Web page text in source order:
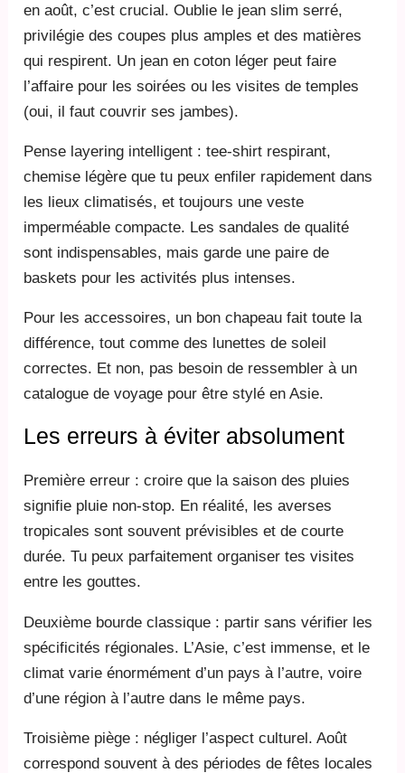
en août, c’est crucial. Oublie le jean slim serré,
privilégie des coupes plus amples et des matières
qui respirent. Un jean en coton léger peut faire
l’affaire pour les soirées ou les visites de temples
(oui, il faut couvrir ses jambes).
Pense layering intelligent : tee-shirt respirant,
chemise légère que tu peux enfiler rapidement dans
les lieux climatisés, et toujours une veste
imperméable compacte. Les sandales de qualité
sont indispensables, mais garde une paire de
baskets pour les activités plus intenses.
Pour les accessoires, un bon chapeau fait toute la
différence, tout comme des lunettes de soleil
correctes. Et non, pas besoin de ressembler à un
catalogue de voyage pour être stylé en Asie.
Les erreurs à éviter absolument
Première erreur : croire que la saison des pluies
signifie pluie non-stop. En réalité, les averses
tropicales sont souvent prévisibles et de courte
durée. Tu peux parfaitement organiser tes visites
entre les gouttes.
Deuxième bourde classique : partir sans vérifier les
spécificités régionales. L’Asie, c’est immense, et le
climat varie énormément d’un pays à l’autre, voire
d’une région à l’autre dans le même pays.
Troisième piège : négliger l’aspect culturel. Août
correspond souvent à des périodes de fêtes locales